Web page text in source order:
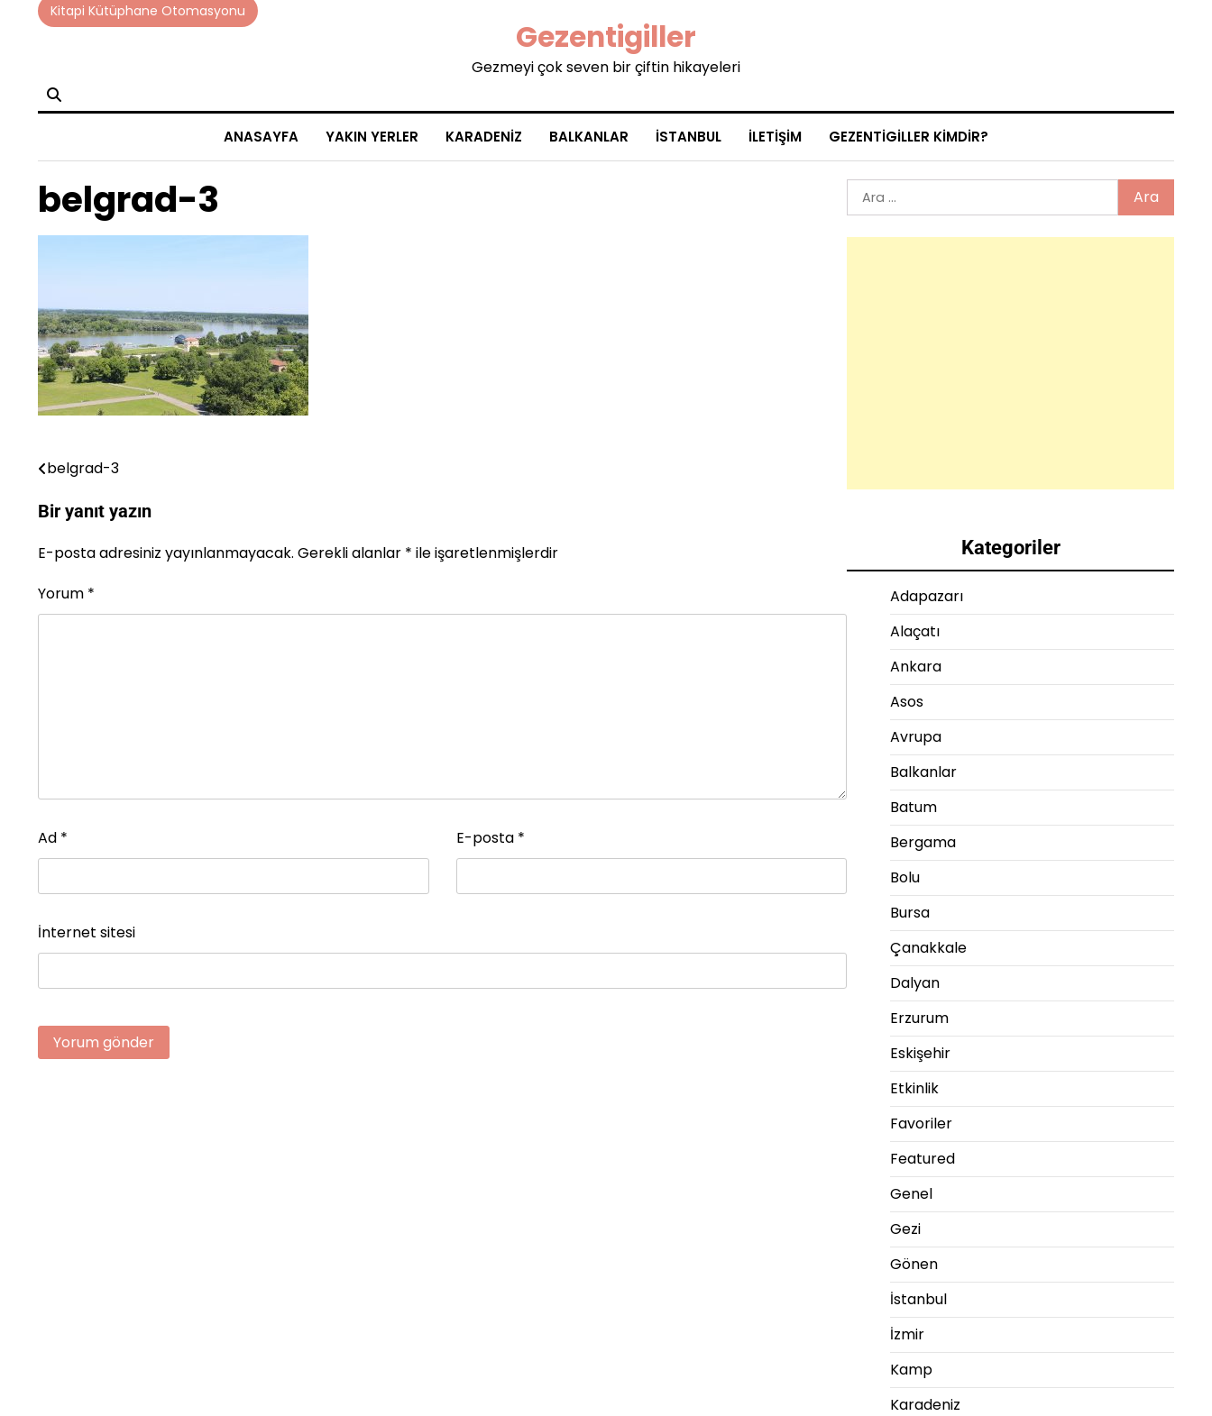
Kitapi Kütüphane Otomasyonu
Gezentigiller
Gezmeyi çok seven bir çiftin hikayeleri
ANASAYFA YAKIN YERLER KARADENIZ BALKANLAR İSTANBUL İLETIŞIM GEZENTIGILLER KIMDIR?
belgrad-3
Yazı
gezinmesi
belgrad-3
Bir yanıt yazın
E-posta adresiniz yayınlanmayacak. Gerekli alanlar * ile işaretlenmişlerdir
Yorum *
Ad * E-posta *
İnternet sitesi
Arama:
Kategoriler
Adapazarı
Alaçatı
Ankara
Asos
Avrupa
Balkanlar
Batum
Bergama
Bolu
Bursa
Çanakkale
Dalyan
Erzurum
Eskişehir
Etkinlik
Favoriler
Featured
Genel
Gezi
Gönen
İstanbul
İzmir
Kamp
Karadeniz